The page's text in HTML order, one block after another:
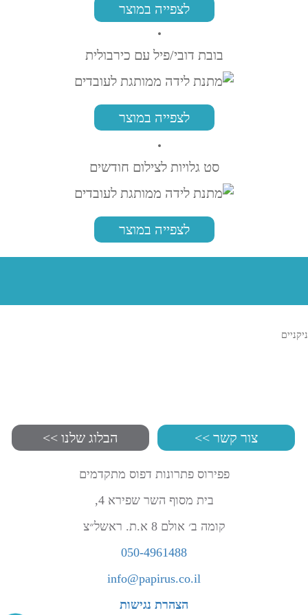
לצפייה במוצר
בובת דובי/פיל עם כירבולית
לצפייה במוצר
סט גלויות לצילום חודשים
לצפייה במוצר
ניקניים
צור קשר >> הבלוג שלנו >>
פפירוס פתרונות דפוס מתקדמים
בית מסוף השר שפירא 4,
קומה ב׳ אולם 8 א.ת. ראשל״צ
050-4961488
info@papirus.co.il
הצהרת נגישות